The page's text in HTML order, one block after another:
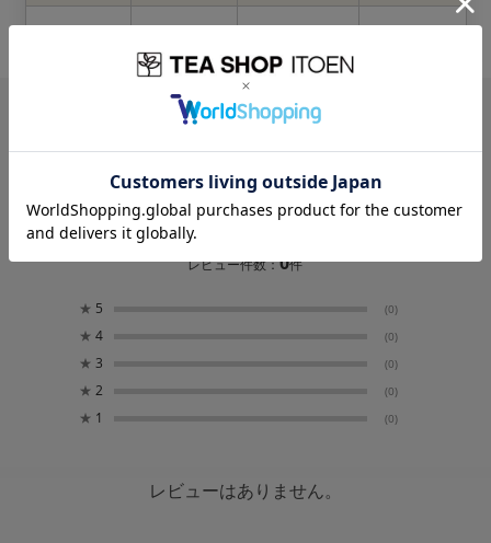
レビュー
0.0
レビュー件数：0件
★ 5 (0)
★ 4 (0)
★ 3 (0)
★ 2 (0)
★ 1 (0)
レビューはありません。